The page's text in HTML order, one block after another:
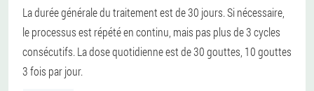
La durée générale du traitement est de 30 jours. Si nécessaire,
le processus est répété en continu, mais pas plus de 3 cycles
consécutifs. La dose quotidienne est de 30 gouttes, 10 gouttes
3 fois par jour.